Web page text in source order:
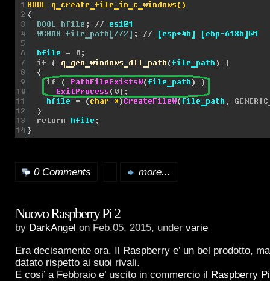
0 Comments more...
Nuovo Raspberry Pi 2
by DarkAngel on Feb.05, 2015, under varie
Era decisamente ora. Il Raspberry e’ un bel prodotto,
datato rispetto ai suoi rivali.
E cosi’ a Febbraio e’ uscito in commercio il Raspberry